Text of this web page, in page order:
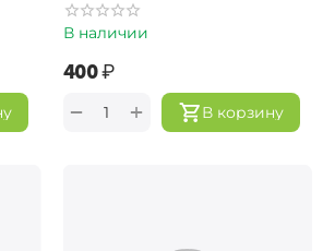
В наличии
‍400‍₽
В корзину
+
−